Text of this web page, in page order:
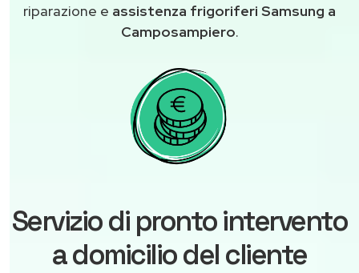
riparazione e assistenza frigoriferi Samsung a
Camposampiero.
Servizio di pronto intervento
a domicilio del cliente